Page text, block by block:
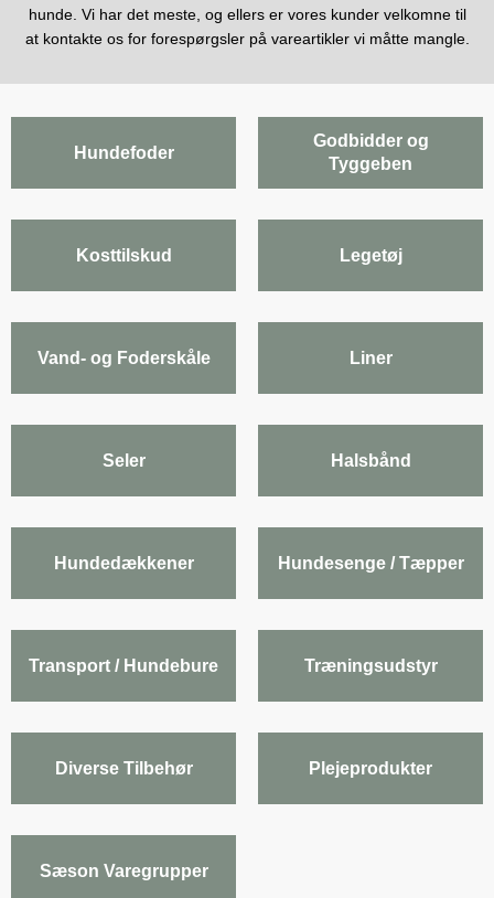
hunde. Vi har det meste, og ellers er vores kunder velkomne til
at kontakte os for forespørgsler på vareartikler vi måtte mangle.
Hundefoder
Godbidder og
Tyggeben
Kosttilskud Legetøj
Vand- og Foderskåle Liner
Seler Halsbånd
Hundedækkener Hundesenge / Tæpper
Transport / Hundebure Træningsudstyr
Diverse Tilbehør Plejeprodukter
Sæson Varegrupper